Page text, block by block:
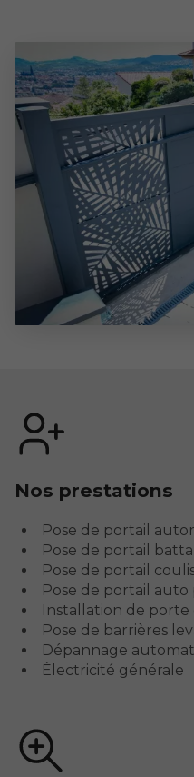
Nos prestations
Pose de portail
Pose de portail
Pose de portail
Pose de portail
Installation de porte
Pose de barrières
Dépannage
Électricité générale